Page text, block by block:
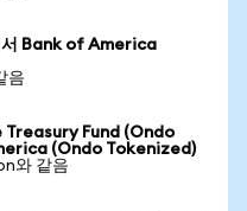
Bank of America
음
Fund (Ondo
(Ondo Tokenized)
와 같음